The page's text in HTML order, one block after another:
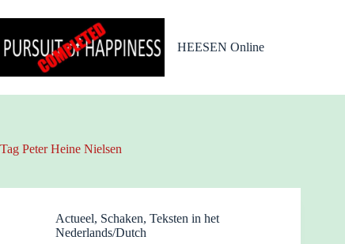
naar
inhoud
HEESEN Online
Tag Peter Heine Nielsen
Actueel, Schaken, Teksten in het
Nederlands/Dutch